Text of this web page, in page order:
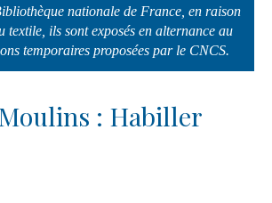
nationale de France, en raison
textile, ils sont exposés en alternance au
temporaires proposées par le CNCS.
: Habiller